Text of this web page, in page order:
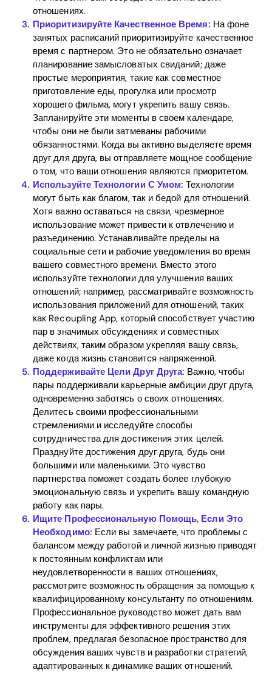
Home
Blog
отношениях.
Приоритизируйте Качественное Время: На фоне
занятых расписаний приоритизируйте качественное
время с партнером. Это не обязательно означает
планирование замысловатых свиданий; даже
простые мероприятия, такие как совместное
приготовление еды, прогулка или просмотр
хорошего фильма, могут укрепить вашу связь.
Запланируйте эти моменты в своем календаре,
чтобы они не были затмеваны рабочими
обязанностями. Когда вы активно выделяете время
друг для друга, вы отправляете мощное сообщение
о том, что ваши отношения являются приоритетом.
Используйте Технологии С Умом: Технологии
могут быть как благом, так и бедой для отношений.
Хотя важно оставаться на связи, чрезмерное
использование может привести к отвлечению и
разъединению. Устанавливайте пределы на
социальные сети и рабочие уведомления во время
вашего совместного времени. Вместо этого
используйте технологии для улучшения ваших
отношений; например, рассматривайте возможность
использования приложений для отношений, таких
как Recoupling App, который способствует участию
пар в значимых обсуждениях и совместных
действиях, таким образом укрепляя вашу связь,
даже когда жизнь становится напряженной.
Поддерживайте Цели Друг Друга: Важно, чтобы
пары поддерживали карьерные амбиции друг друга,
одновременно заботясь о своих отношениях.
Делитесь своими профессиональными
стремлениями и исследуйте способы
сотрудничества для достижения этих целей.
Празднуйте достижения друг друга, будь они
большими или маленькими. Это чувство
партнерства поможет создать более глубокую
эмоциональную связь и укрепить вашу командную
работу как пары.
Ищите Профессиональную Помощь, Если Это
Необходимо: Если вы замечаете, что проблемы с
балансом между работой и личной жизнью приводят
к постоянным конфликтам или
неудовлетворенности в ваших отношениях,
рассмотрите возможность обращения за помощью к
квалифицированному консультанту по отношениям.
Профессиональное руководство может дать вам
инструменты для эффективного решения этих
проблем, предлагая безопасное пространство для
обсуждения ваших чувств и разработки стратегий,
адаптированных к динамике ваших отношений.